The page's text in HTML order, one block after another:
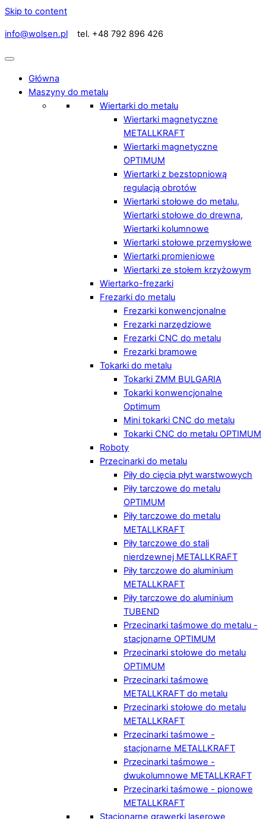
Skip to content
info@wolsen.pl tel. +48 792 896 426
Główna
Maszyny do metalu
Wiertarki do metalu
Wiertarki magnetyczne
METALLKRAFT
Wiertarki magnetyczne
OPTIMUM
Wiertarki z bezstopniową
regulacją obrotów
Wiertarki stołowe do metalu,
Wiertarki stołowe do drewna,
Wiertarki kolumnowe
Wiertarki stołowe przemysłowe
Wiertarki promieniowe
Wiertarki ze stołem krzyżowym
Wiertarko-frezarki
Frezarki do metalu
Frezarki konwencjonalne
Frezarki narzędziowe
Frezarki CNC do metalu
Frezarki bramowe
Tokarki do metalu
Tokarki ZMM BULGARIA
Tokarki konwencjonalne
Optimum
Mini tokarki CNC do metalu
Tokarki CNC do metalu OPTIMUM
Roboty
Przecinarki do metalu
Piły do cięcia płyt warstwowych
Piły tarczowe do metalu
OPTIMUM
Piły tarczowe do metalu
METALLKRAFT
Piły tarczowe do stali
nierdzewnej METALLKRAFT
Piły tarczowe do aluminium
METALLKRAFT
Piły tarczowe do aluminium
TUBEND
Przecinarki taśmowe do metalu -
stacjonarne OPTIMUM
Przecinarki stołowe do metalu
OPTIMUM
Przecinarki taśmowe
METALLKRAFT do metalu
Przecinarki stołowe do metalu
METALLKRAFT
Przecinarki taśmowe -
stacjonarne METALLKRAFT
Przecinarki taśmowe -
dwukolumnowe METALLKRAFT
Przecinarki taśmowe - pionowe
METALLKRAFT
Stacjonarne grawerki laserowe